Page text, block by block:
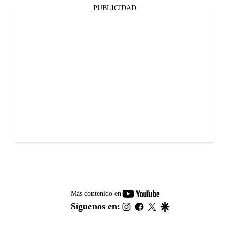
PUBLICIDAD
Más contenido en
youtube-
footer
Síguenos en: instagram
facebook
twitter